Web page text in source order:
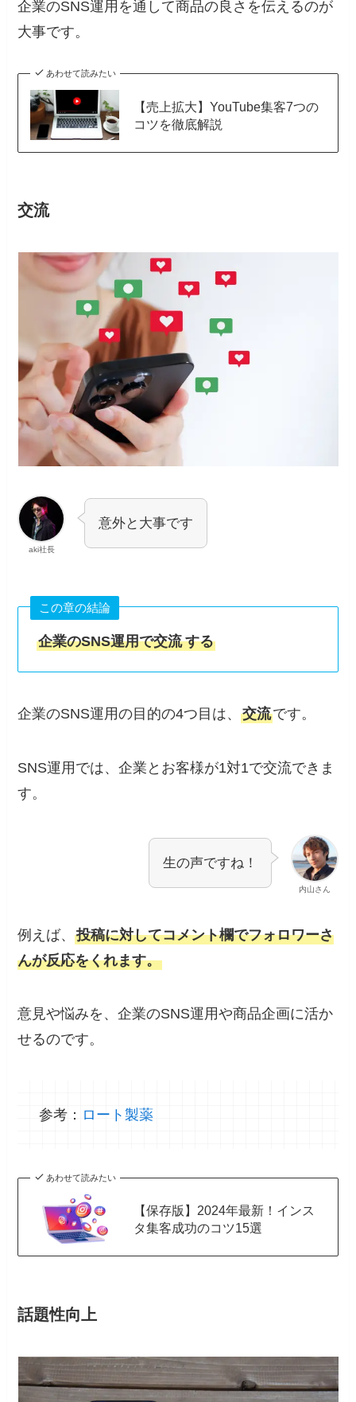
企業のSNS運用を通して商品の良さを伝えるのが
大事です。
あわせて読みたい
【売上拡大】YouTube集客7つの
コツを徹底解説
交流
aki社長
意外と大事です
この章の結論
企業のSNS運用で交流 する
企業のSNS運用の目的の4つ目は、交流です。
SNS運用では、企業とお客様が1対1で交流できま
す。
内山さん
生の声ですね！
例えば、投稿に対してコメント欄でフォロワーさ
んが反応をくれます。
意見や悩みを、企業のSNS運用や商品企画に活か
せるのです。
参考： ロート製薬
あわせて読みたい
【保存版】2024年最新！インス
タ集客成功のコツ15選
話題性向上